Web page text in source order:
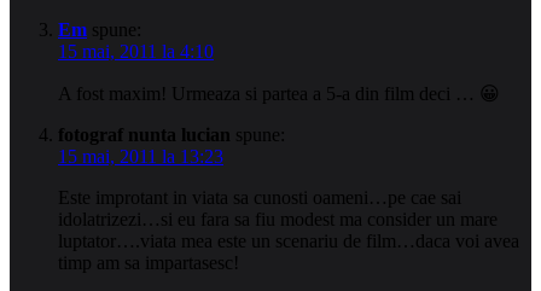
Em spune:
15 mai, 2011 la 4:10
A fost maxim! Urmeaza si partea a 5-a din film deci … 😀
fotograf nunta lucian spune:
15 mai, 2011 la 13:23
Este improtant in viata sa cunosti oameni…pe cae sai
idolatrizezi…si eu fara sa fiu modest ma consider un mare
luptator….viata mea este un scenariu de film…daca voi avea
timp am sa impartasesc!